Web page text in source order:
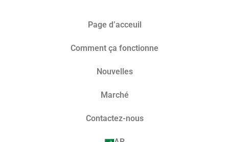
Page d’acceuil
Comment ça fonctionne
Nouvelles
Marché​
Contactez-nous